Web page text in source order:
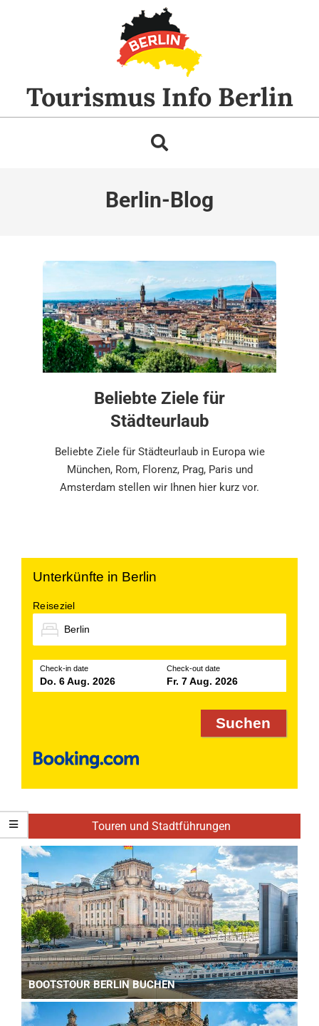
Tourismus Info Berlin
Search
Berlin-Blog
Beliebte Ziele für
Städteurlaub
08-Beliebte Ziele für Städteurlaub in Europa wie
München, Rom, Florenz, Prag, Paris und
Amsterdam stellen wir Ihnen hier kurz vor.
Unterkünfte in Berlin
Reiseziel
Check-in date
Do. 6 Aug. 2026
Check-out date
Fr. 7 Aug. 2026
Touren und Stadtführungen
BOOTSTOUR BERLIN BUCHEN